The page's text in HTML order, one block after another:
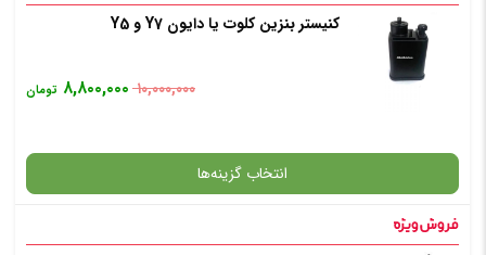
گارانتی
✧ چت با پشتیبان واتس آپ
کنیستر بنزین کلوت یا دایون Y7 و Y5
۱۰,۰۰۰,۰۰۰ ۸,۸۰۰,۰۰۰ تومان
انتخاب گزینه‌ها